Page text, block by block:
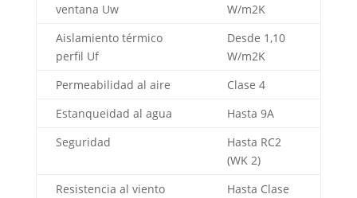
ventana Uw
W/m2K
Aislamiento térmico
perfil Uf
Desde 1,10
W/m2K
Permeabilidad al aire
Clase 4
Estanqueidad al agua
Hasta 9A
Seguridad
Hasta RC2
(WK 2)
Resistencia al viento
Hasta Clase